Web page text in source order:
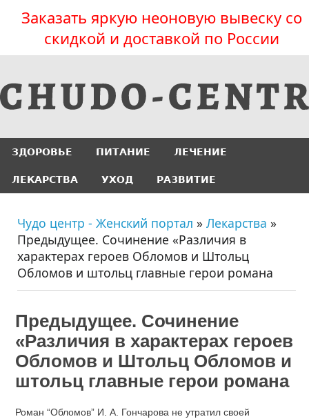
Заказать яркую неоновую вывеску со
скидкой и доставкой по России
ЗДОРОВЬЕ ПИТАНИЕ ЛЕЧЕНИЕ
ЛЕКАРСТВА УХОД РАЗВИТИЕ
Чудо центр - Женский портал » Лекарства »
Предыдущее. Cочинение «Различия в
характерах героев Обломов и Штольц
Обломов и штольц главные герои романа
Предыдущее. Cочинение
«Различия в характерах героев
Обломов и Штольц Обломов и
штольц главные герои романа
Роман “Обломов” И. А. Гончарова не утратил своей